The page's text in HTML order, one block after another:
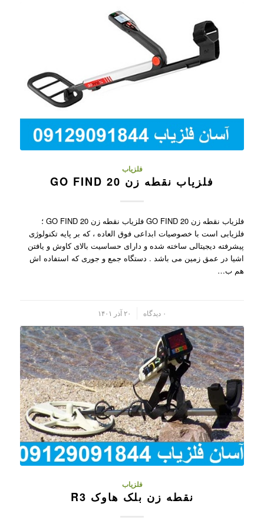
فلزیاب
فلزیاب نقطه زن GO FIND 20
فلزیاب نقطه زن GO FIND 20 فلزیاب نقطه زن GO FIND 20 ؛
فلزیابی است با خصوصیات ابداعی فوق العاده ، که بر پایه تکنولوژی
پیشرفته دیجیتالی ساخته شده و دارای حساسیت بالای کاوش و یافتن
اشیا در عمق زمین می باشد . دستگاه جمع و جوری که استفاده اش
هم ب…
۰ دیدگاه ۲۰ آذر ۱۴۰۱
فلزیاب
نقطه زن بلک هاوک R3